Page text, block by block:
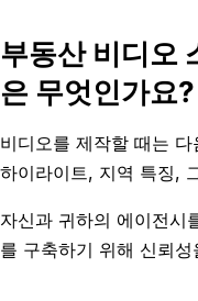
부동산 비디오
은 무엇인가요?
비디오를 제작할 때는
하이라이트, 지역 특징,
자신과 귀하의 에이전시
를 구축하기 위해 신뢰